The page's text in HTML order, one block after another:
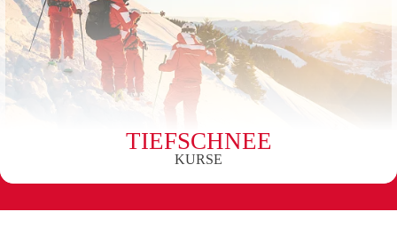
TIEFSCHNEE
KURSE